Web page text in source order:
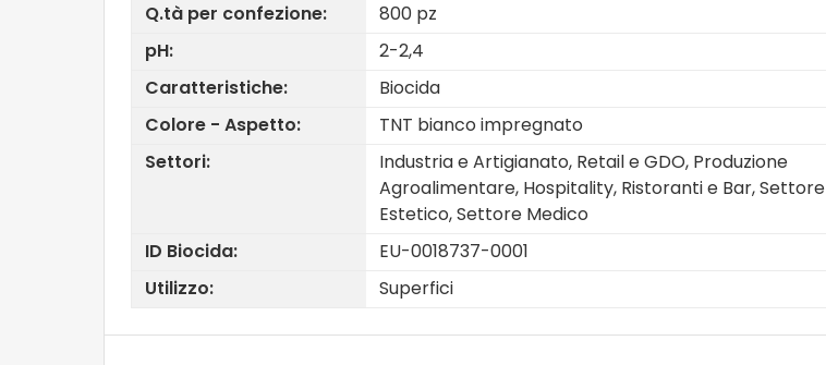
Q.tà per confezione:
800 pz
pH:
2-2,4
Caratteristiche:
Biocida
Colore - Aspetto:
TNT bianco impregnato
Settori:
Industria e Artigianato, Retail e GDO, Produzione
Agroalimentare, Hospitality, Ristoranti e Bar, Settore
Estetico, Settore Medico
ID Biocida:
EU-0018737-0001
Utilizzo:
Superfici